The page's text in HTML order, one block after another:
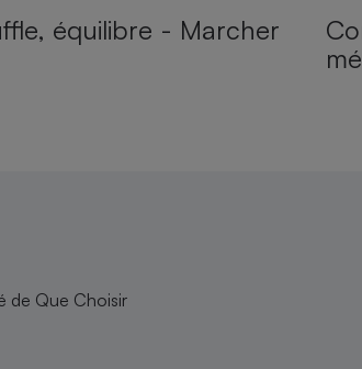
équilibre - Marcher
de Que Choisir